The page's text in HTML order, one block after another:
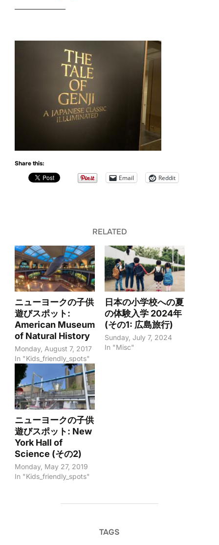
——————–
Share this:
Email Reddit
RELATED
ニューヨークの子供
遊びスポット:
American Museum
of Natural History
Monday, August 7, 2017
In "Kids_friendly_spots"
日本の小学校への夏
の体験入学 2024年
(その1: 広島旅行)
Sunday, July 7, 2024
In "Misc"
ニューヨークの子供
遊びスポット: New
York Hall of
Science (その2)
Monday, May 27, 2019
In "Kids_friendly_spots"
TAGS